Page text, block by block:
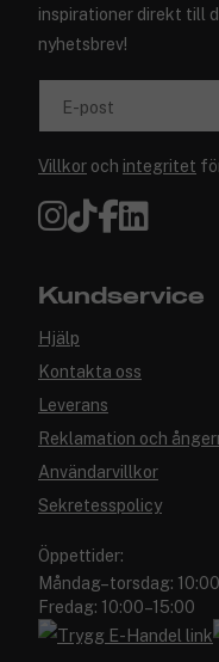
inspirationer direkt till
nyhetsbrev!
E-post
Villkor och integritet
Kundservice
Hjälp
Kontakta oss
Leverans
Reklamation och
Användarvillkor
Sekretesspolicy
Öppettider:
Måndag–torsdag:
Fredag: 10:00–15:00